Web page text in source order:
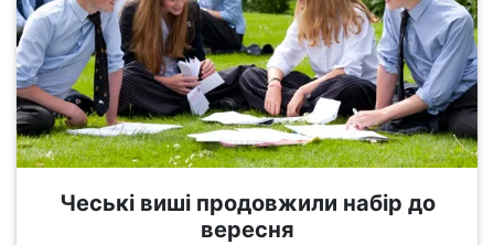
Чеські виші продовжили набір до
вересня